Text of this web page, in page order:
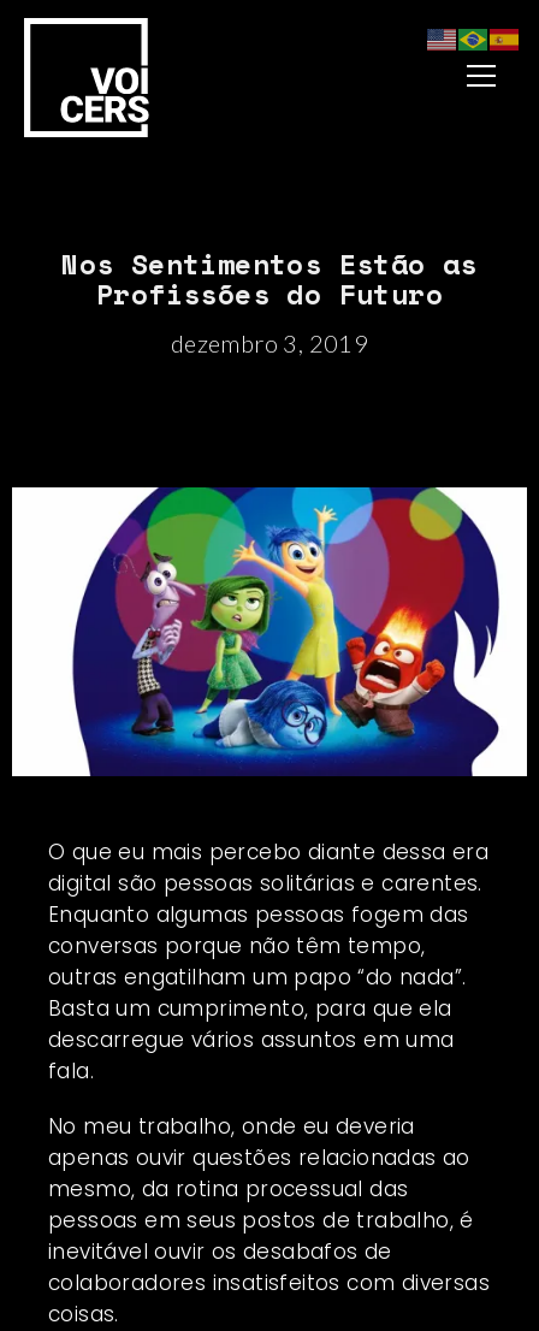
Nos Sentimentos Estão as
Profissões do Futuro
dezembro 3, 2019
O que eu mais percebo diante dessa era
digital são pessoas solitárias e carentes.
Enquanto algumas pessoas fogem das
conversas porque não têm tempo,
outras engatilham um papo “do nada”.
Basta um cumprimento, para que ela
descarregue vários assuntos em uma
fala.
No meu trabalho, onde eu deveria
apenas ouvir questões relacionadas ao
mesmo, da rotina processual das
pessoas em seus postos de trabalho, é
inevitável ouvir os desabafos de
colaboradores insatisfeitos com diversas
coisas.